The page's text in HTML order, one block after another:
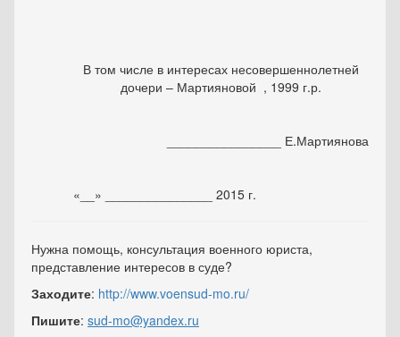
В том числе в интересах несовершеннолетней
дочери – Мартияновой , 1999 г.р.
________________ Е.Мартиянова
«__» _______________ 2015 г.
Нужна помощь, консультация военного юриста,
представление интересов в суде?
Заходите: http://www.voensud-mo.ru/
Пишите: sud-mo@yandex.ru